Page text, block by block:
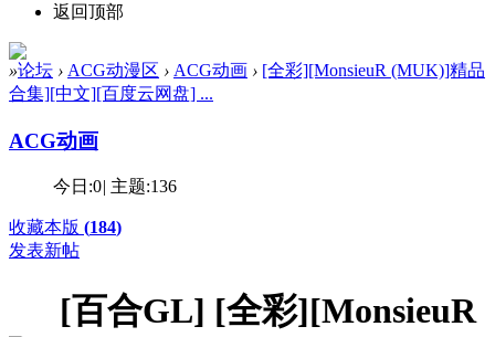
返回顶部
»论坛 › ACG动漫区 › ACG动画 › [全彩][MonsieuR (MUK)]精品
合集][中文][百度云网盘] ...
ACG动画
今日:0| 主题:136
收藏本版 (184)
发表新帖
[百合GL] [全彩][MonsieuR